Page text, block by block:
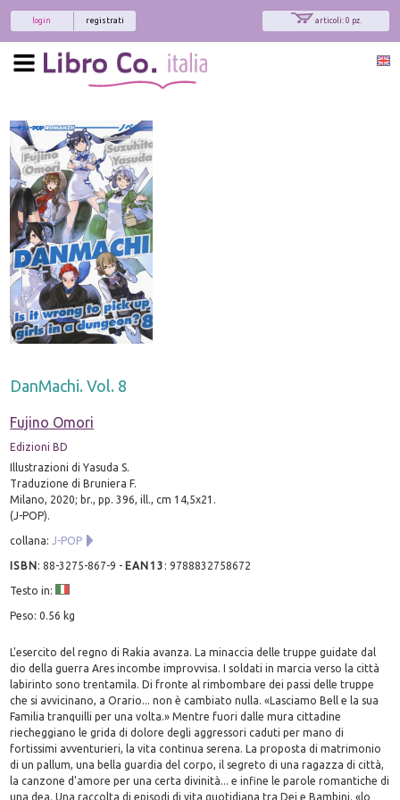
articoli: 0 pz.
registrati
login
DanMachi. Vol. 8
Fujino Omori
Edizioni BD
Illustrazioni di Yasuda S.
Traduzione di Bruniera F.
Milano, 2020; br., pp. 396, ill., cm 14,5x21.
(J-POP).
collana:J-POP
ISBN:88-3275-867-9 - EAN13 :9788832758672
Testo in:
Peso: 0.56 kg
L'esercito del regno di Rakia avanza. La minaccia delle truppe guidate dal
dio della guerra Ares incombe improvvisa. I soldati in marcia verso la città
labirinto sono trentamila. Di fronte al rimbombare dei passi delle truppe
che si avvicinano, a Orario... non è cambiato nulla. «Lasciamo Bell e la sua
Familia tranquilli per una volta.» Mentre fuori dalle mura cittadine
riecheggiano le grida di dolore degli aggressori caduti per mano di
fortissimi avventurieri, la vita continua serena. La proposta di matrimonio
di un pallum, una bella guardia del corpo, il segreto di una ragazza di città,
la canzone d'amore per una certa divinità... e infine le parole romantiche di
una dea. Una raccolta di episodi di vita quotidiana tra Dei e Bambini. «lo